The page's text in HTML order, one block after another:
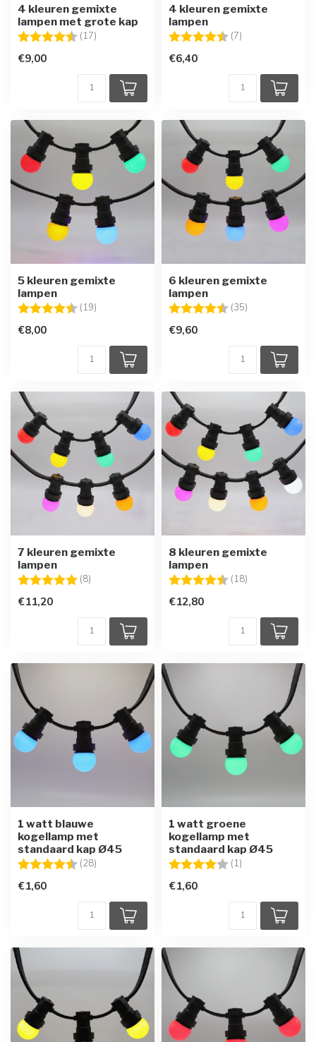
4 kleuren gemixte
lampen met grote kap
Beoordeling: (17)
€9,00
4 kleuren gemixte
lampen
Beoordeling: (7)
€6,40
5 kleuren gemixte
lampen
Beoordeling: (19)
€8,00
6 kleuren gemixte
lampen
Beoordeling: (35)
€9,60
7 kleuren gemixte
lampen
Beoordeling: (8)
€11,20
8 kleuren gemixte
lampen
Beoordeling: (18)
€12,80
1 watt blauwe
kogellamp met
standaard kap Ø45
Beoordeling: (28)
€1,60
1 watt groene
kogellamp met
standaard kap Ø45
Beoordeling: (1)
€1,60